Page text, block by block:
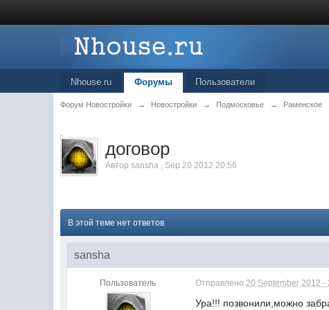
Nhouse.ru Форумы Пользователи
Форум Новостройки → Новостройки → Подмосковье → Раменское
.
договор
Авторsansha , Sep 20 2012 20:56
В этой теме нет ответов
sansha
Пользователь Отправлено20 September 2012 -
Ура!!! позвонили,можно